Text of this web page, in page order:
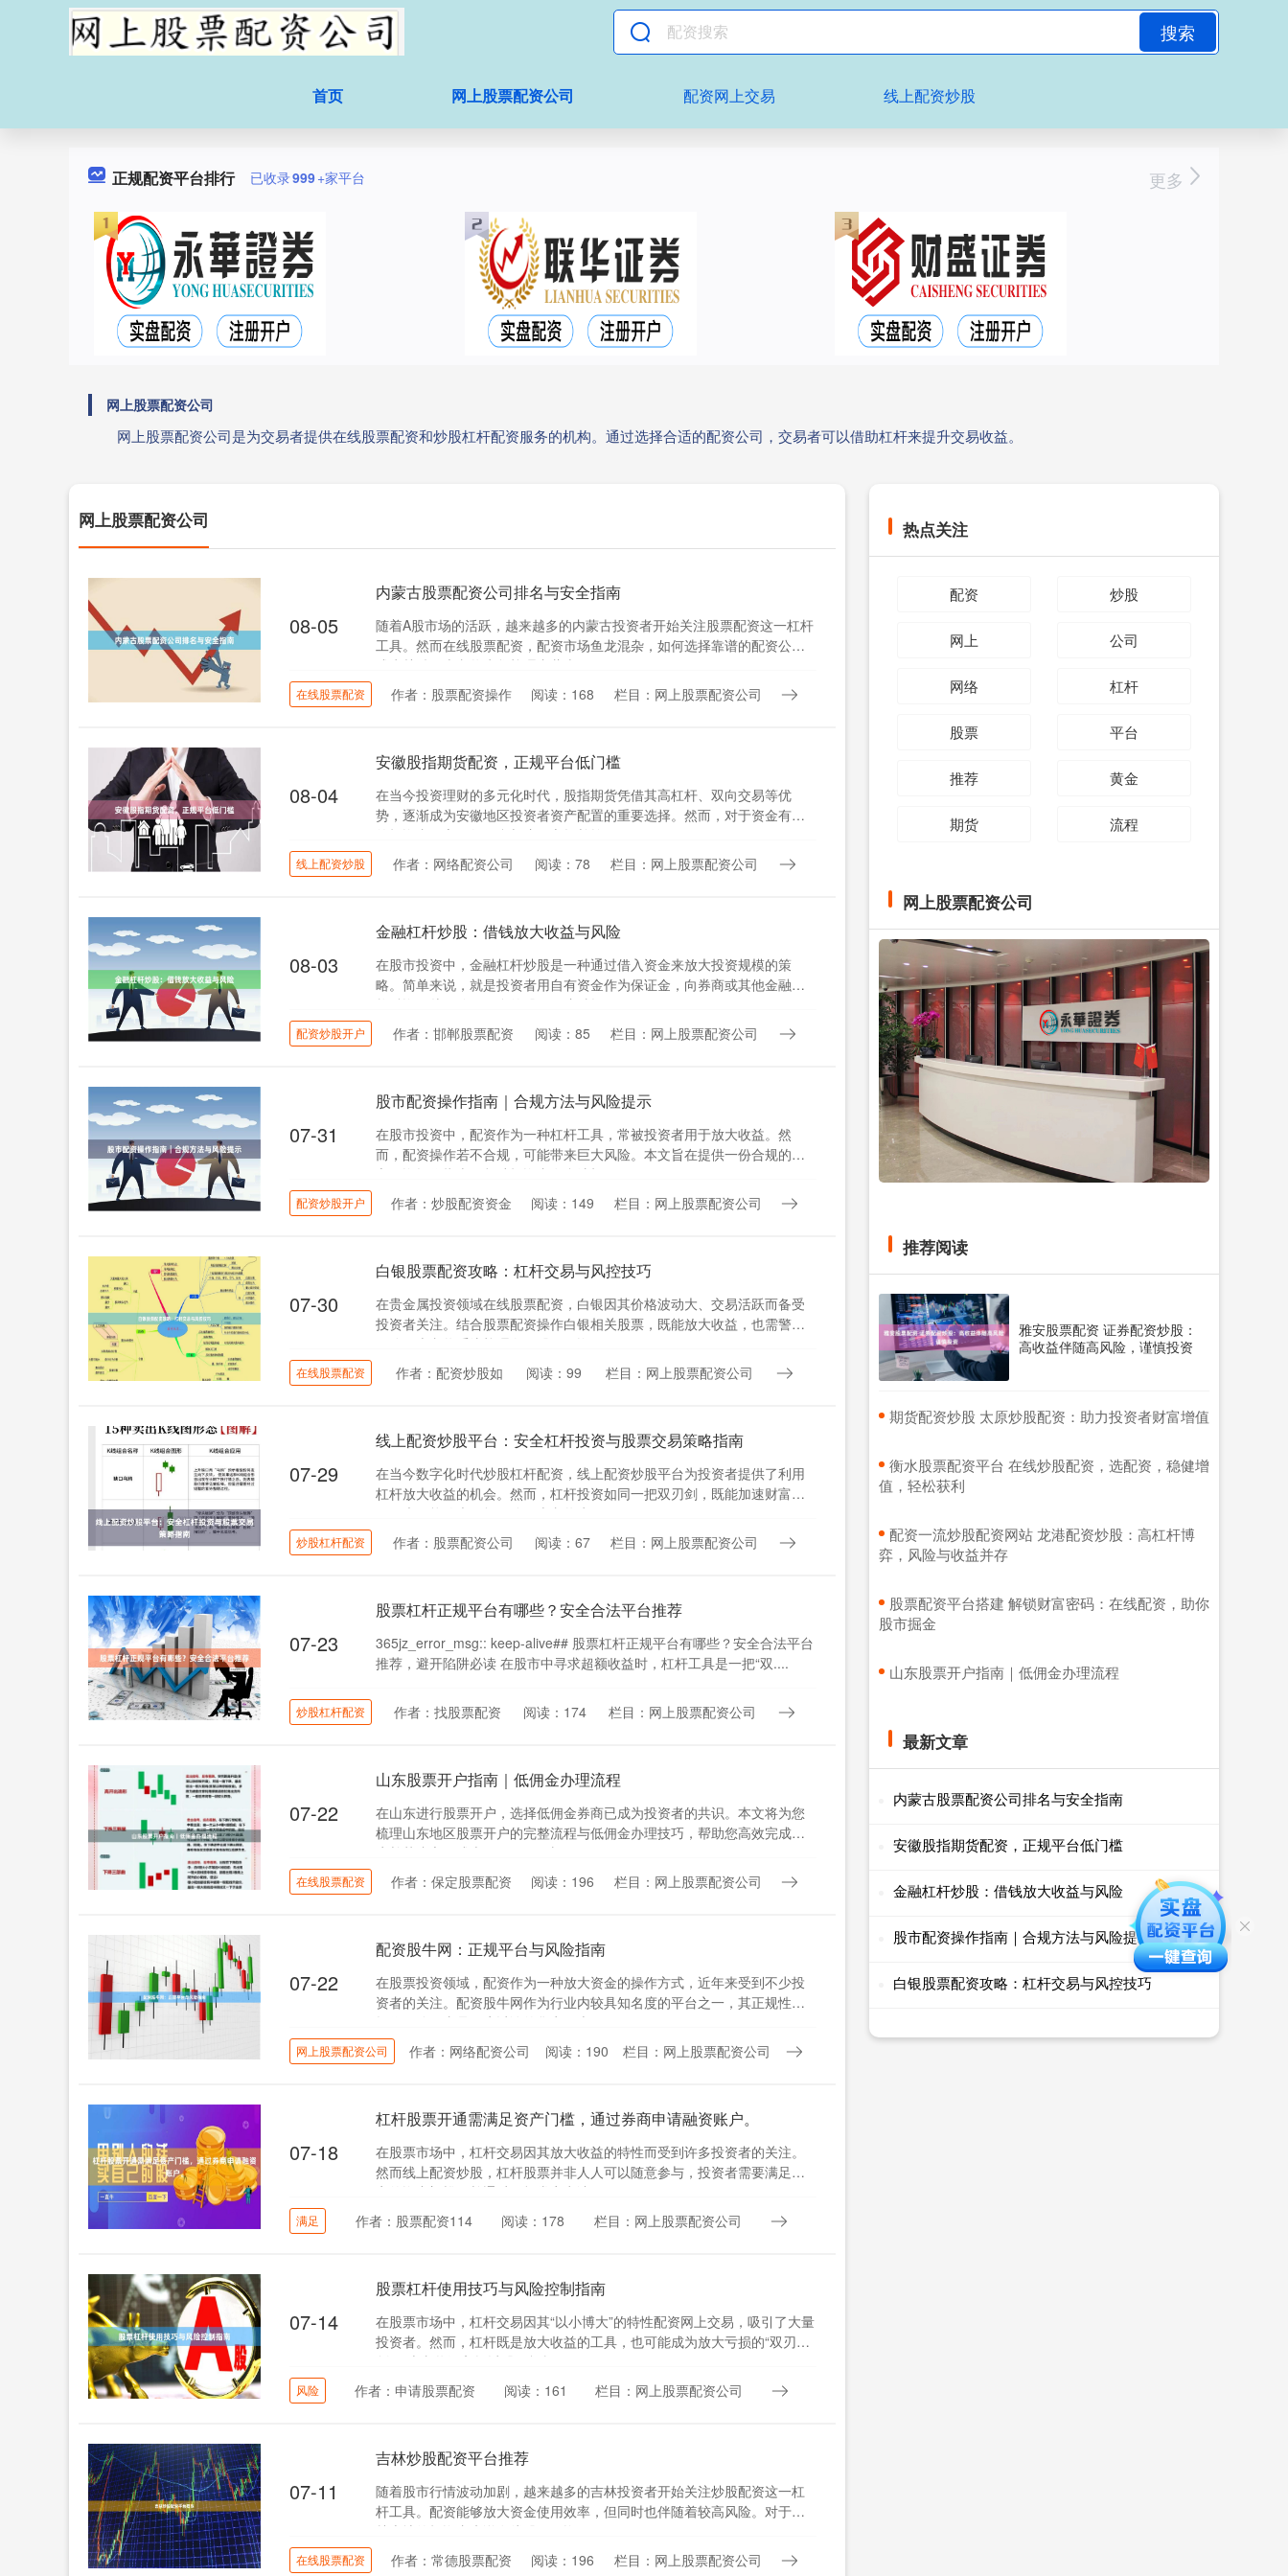
搜索
首页 网上股票配资公司 配资网上交易 线上配资炒股
正规配资平台排行 已收录999+家平台 更多
网上股票配资公司
网上股票配资公司是为交易者提供在线股票配资和炒股杠杆配资服务的机构。通过选择合适的配资公司，交易者可以借助杠杆来提升交易收益。
网上股票配资公司
08-05
内蒙古股票配资公司排名与安全指南
随着A股市场的活跃，越来越多的内蒙古投资者开始关注股票配资这一杠杆
工具。然而在线股票配资，配资市场鱼龙混杂，如何选择靠谱的配资公司
成为关键。本文将为您梳理内蒙古....
在线股票配资 作者：股票配资操作 阅读：168 栏目：网上股票配资公司
08-04
安徽股指期货配资，正规平台低门槛
在当今投资理财的多元化时代，股指期货凭借其高杠杆、双向交易等优
势，逐渐成为安徽地区投资者资产配置的重要选择。然而，对于资金有限
的投资者而言，如何参与这一市场并控....
线上配资炒股 作者：网络配资公司 阅读：78 栏目：网上股票配资公司
08-03
金融杠杆炒股：借钱放大收益与风险
在股市投资中，金融杠杆炒股是一种通过借入资金来放大投资规模的策
略。简单来说，就是投资者用自有资金作为保证金，向券商或其他金融机
构融资，从而购买更多的股票。这种操....
配资炒股开户 作者：邯郸股票配资 阅读：85 栏目：网上股票配资公司
07-31
股市配资操作指南｜合规方法与风险提示
在股市投资中，配资作为一种杠杆工具，常被投资者用于放大收益。然
而，配资操作若不合规，可能带来巨大风险。本文旨在提供一份合规的股
市配资操作指南，帮助投资者在合法框....
配资炒股开户 作者：炒股配资资金 阅读：149 栏目：网上股票配资公司
07-30
白银股票配资攻略：杠杆交易与风控技巧
在贵金属投资领域在线股票配资，白银因其价格波动大、交易活跃而备受
投资者关注。结合股票配资操作白银相关股票，既能放大收益，也需警惕
风险。本文将系统梳理白银股票配资....
在线股票配资 作者：配资炒股如 阅读：99 栏目：网上股票配资公司
07-29
线上配资炒股平台：安全杠杆投资与股票交易策略指南
在当今数字化时代炒股杠杆配资，线上配资炒股平台为投资者提供了利用
杠杆放大收益的机会。然而，杠杆投资如同一把双刃剑，既能加速财富积
累，也可能放大亏损风险。本文将为....
炒股杠杆配资 作者：股票配资公司 阅读：67 栏目：网上股票配资公司
07-23
股票杠杆正规平台有哪些？安全合法平台推荐
365jz_error_msg:: keep-alive## 股票杠杆正规平台有哪些？安全合法平台
推荐，避开陷阱必读 在股市中寻求超额收益时，杠杆工具是一把“双....
炒股杠杆配资 作者：找股票配资 阅读：174 栏目：网上股票配资公司
07-22
山东股票开户指南｜低佣金办理流程
在山东进行股票开户，选择低佣金券商已成为投资者的共识。本文将为您
梳理山东地区股票开户的完整流程与低佣金办理技巧，帮助您高效完成开
户并节省交易成本。 ## 一、山....
在线股票配资 作者：保定股票配资 阅读：196 栏目：网上股票配资公司
07-22
配资股牛网：正规平台与风险指南
在股票投资领域，配资作为一种放大资金的操作方式，近年来受到不少投
资者的关注。配资股牛网作为行业内较具知名度的平台之一，其正规性与
操作风险一直是用户讨论的焦点。本....
网上股票配资公司 作者：网络配资公司 阅读：190 栏目：网上股票配资公司
07-18
杠杆股票开通需满足资产门槛，通过券商申请融资账户。
在股票市场中，杠杆交易因其放大收益的特性而受到许多投资者的关注。
然而线上配资炒股，杠杆股票并非人人可以随意参与，投资者需要满足一
定的资产门槛，并通过正规券商申请....
满足 作者：股票配资114 阅读：178 栏目：网上股票配资公司
07-14
股票杠杆使用技巧与风险控制指南
在股票市场中，杠杆交易因其“以小博大”的特性配资网上交易，吸引了大量
投资者。然而，杠杆既是放大收益的工具，也可能成为放大亏损的“双刃
剑”。本文将深入探讨股票杠杆....
风险 作者：申请股票配资 阅读：161 栏目：网上股票配资公司
07-11
吉林炒股配资平台推荐
随着股市行情波动加剧，越来越多的吉林投资者开始关注炒股配资这一杠
杆工具。配资能够放大资金使用效率，但同时也伴随着较高风险。对于吉
林本地的投资者来说在线股票配资，....
在线股票配资 作者：常德股票配资 阅读：196 栏目：网上股票配资公司
热点关注
配资 炒股
网上 公司
网络 杠杆
股票 平台
推荐 黄金
期货 流程
网上股票配资公司
推荐阅读
雅安股票配资 证券配资炒股：
高收益伴随高风险，谨慎投资
​期货配资炒股 太原炒股配资：助力投资者财富增值
​衡水股票配资平台 在线炒股配资，选配资，稳健增
值，轻松获利
​配资一流炒股配资网站 龙港配资炒股：高杠杆博
弈，风险与收益并存
​股票配资平台搭建 解锁财富密码：在线配资，助你
股市掘金
​山东股票开户指南｜低佣金办理流程
最新文章
内蒙古股票配资公司排名与安全指南
安徽股指期货配资，正规平台低门槛
金融杠杆炒股：借钱放大收益与风险
股市配资操作指南｜合规方法与风险提示
白银股票配资攻略：杠杆交易与风控技巧